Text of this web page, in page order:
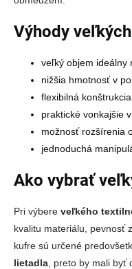
Výhody
veľký objem ideálny
nižšia hmotnosť v
flexibilná
praktické vonkajšie
možnosť rozšírenia
jednoduchá
Ako vybrať
Pri výbere veľkého
kvalitu materiálu, pevnosť
kufre sú určené
lietadla , preto by mali